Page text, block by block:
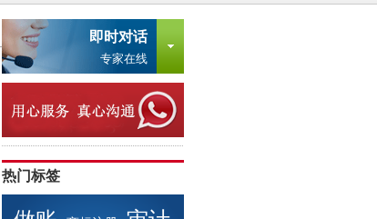
即时对话
专家在线
热门标签